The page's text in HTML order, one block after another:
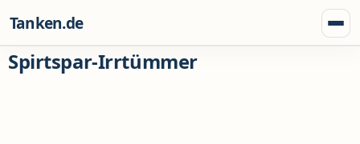
Tanken.de
Spirtspar-Irrtümmer